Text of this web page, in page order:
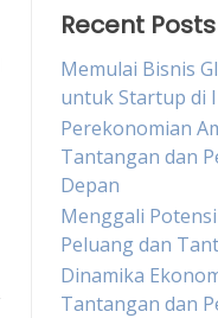
Recent Posts
Memulai Bisnis
untuk Startup di
Perekonomian
Tantangan dan
Depan
Menggali
Peluang dan
Dinamika
Tantangan dan